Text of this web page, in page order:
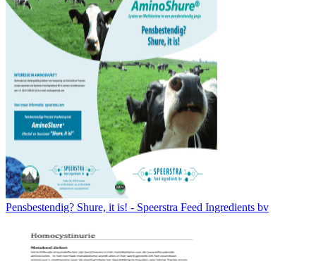
Pensbestendig? Shure, it is! - Speerstra Feed Ingredients bv